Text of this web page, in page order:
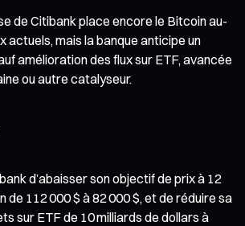
de Citibank place encore le Bitcoin au-
actuels, mais la banque anticipe un
amélioration des flux sur ETF, avancée
ou autre catalyseur.
d’abaisser son objectif de prix à 12
de 112 000 $ à 82 000 $, et de réduire sa
sur ETF de 10 milliards de dollars à